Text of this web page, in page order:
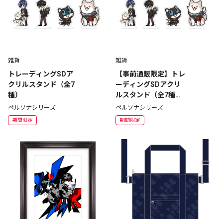
雑貨
トレーディングSDア
クリルスタンド（全7
種）
ペルソナシリーズ
期間限定
雑貨
【事前通販限定】トレ
ーディングSDアクリ
ルスタンド（全7種）
コンプリートセット
ペルソナシリーズ
期間限定